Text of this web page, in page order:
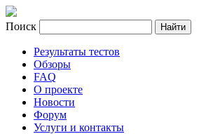
Поиск
Результаты тестов
Обзоры
FAQ
О проекте
Новости
Форум
Услуги и контакты